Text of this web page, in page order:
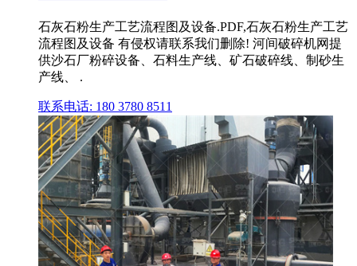
石灰石粉生产工艺流程图及设备.PDF,石灰石粉生产工艺
流程图及设备 有侵权请联系我们删除! 河间破碎机网提
供沙石厂粉碎设备、石料生产线、矿石破碎线、制砂生
产线、 .
联系电话: 180 3780 8511